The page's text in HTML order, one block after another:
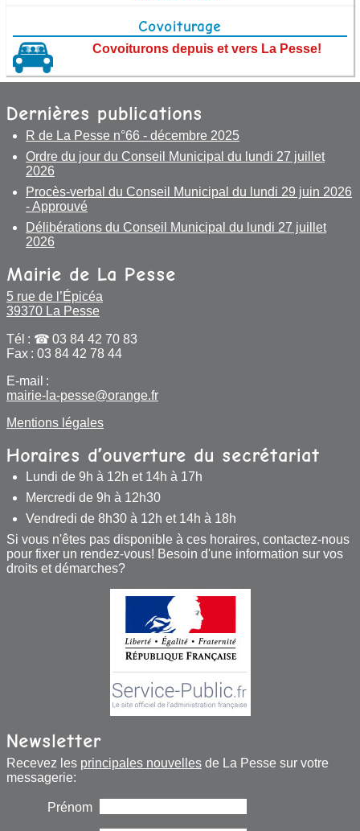
Territoire et institutions
Actualités
Actualités Commune de La Pesse
L’R de la Pesse
Actualités Communauté de communes Haut-
Jura Saint Claude
Actualités Parc Naturel Régional du Haut-
Jura
Actualités État (Préfecture, Trésor public, etc.)
Actualités communes voisines
Newsletter
Covoiturage
Covoiturons depuis et vers La Pesse!
Dernières publications
R de La Pesse n°66 - décembre 2025
Ordre du jour du Conseil Municipal du lundi 27 juillet
2026
Procès-verbal du Conseil Municipal du lundi 29 juin 2026
- Approuvé
Délibérations du Conseil Municipal du lundi 27 juillet
2026
Mairie de La Pesse
5 rue de l’Épicéa
39370 La Pesse
Tél :
03 84 42 70 83
Fax : 03 84 42 78 44
E-mail :
mairie-la-pesse@orange.fr
Mentions légales
Horaires d’ouverture du secrétariat
Lundi de 9h à 12h et 14h à 17h
Mercredi de 9h à 12h30
Vendredi de 8h30 à 12h et 14h à 18h
Si vous n'êtes pas disponible à ces horaires, contactez-nous
pour fixer un rendez-vous! Besoin d'une information sur vos
droits et démarches?
Newsletter
Recevez les principales nouvelles de La Pesse sur votre
messagerie:
Prénom